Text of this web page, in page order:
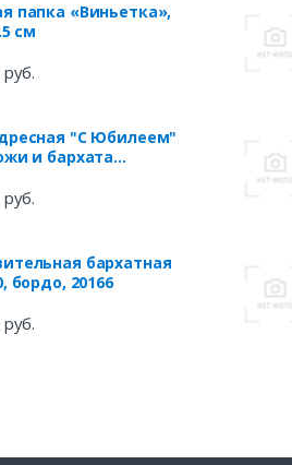
папка «Виньетка»,
см
"С Юбилеем"
и бархата
бархатная
бордо, 20166